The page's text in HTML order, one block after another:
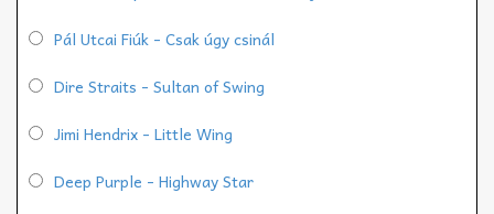
Pál Utcai Fiúk - Csak úgy csinál
Dire Straits - Sultan of Swing
Jimi Hendrix - Little Wing
Deep Purple - Highway Star